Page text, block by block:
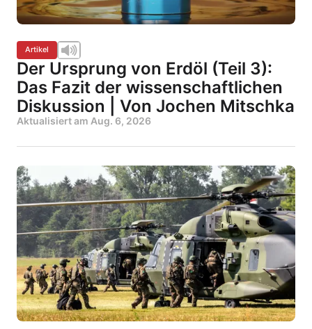
Artikel
Der Ursprung von Erdöl (Teil 3):
Das Fazit der wissenschaftlichen
Diskussion | Von Jochen Mitschka
Aktualisiert am Aug. 6, 2026